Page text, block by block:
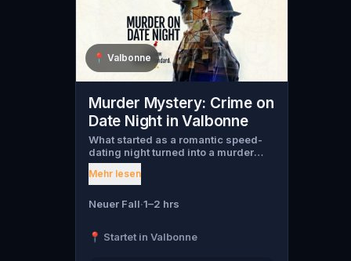
📍 Valbonne
Murder Mystery: Crime on
Date Night in Valbonne
What started as a romantic speed-
dating night turned into a murder
mystery. Just as introductions
begin, a chilling scream tears
has been murdered , and the killer
forward. This was no random attack.
Mehr lesen
Neuer Fall·1–2 hrs
📍 Startet in Valbonne